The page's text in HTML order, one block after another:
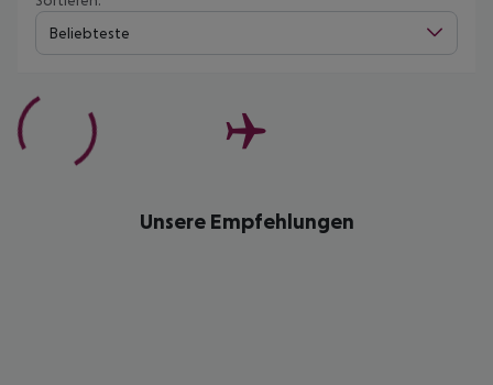
Beliebteste
Unsere Empfehlungen